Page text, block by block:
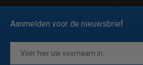
Aanmelden voor de nieuwsbrief